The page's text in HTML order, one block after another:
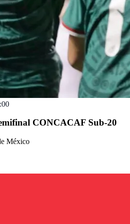
CONCACAF Sub-20
México